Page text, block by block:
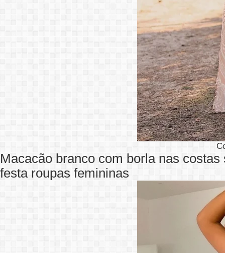
Macacão branco com borla nas
festa roupas femininas